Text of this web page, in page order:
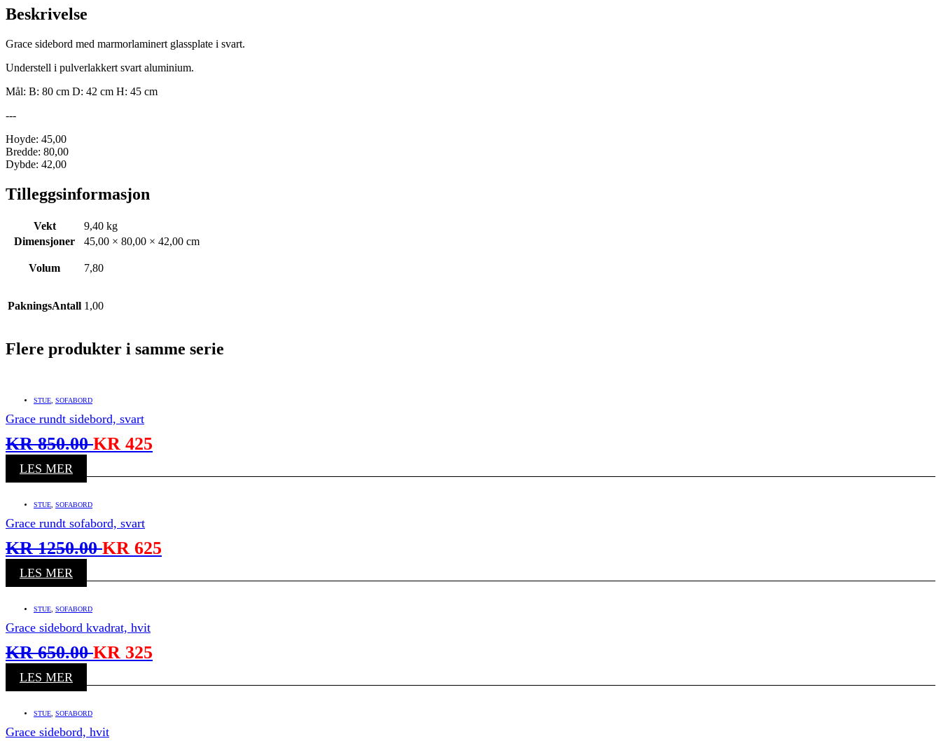
Beskrivelse
Grace sidebord med marmorlaminert glassplate i svart.
Understell i pulverlakkert svart aluminium.
Mål: B: 80 cm D: 42 cm H: 45 cm
---
Hoyde: 45,00
Bredde: 80,00
Dybde: 42,00
Tilleggsinformasjon
Vekt
9,40 kg
Dimensjoner
45,00 × 80,00 × 42,00 cm
Volum 7,80
PakningsAntall 1,00
Flere produkter i samme serie
STUE SOFABORD
Grace rundt sidebord, svart
KR850.00KR 425
LES MER
STUE SOFABORD
Grace rundt sofabord, svart
KR1250.00KR 625
LES MER
STUE SOFABORD
Grace sidebord kvadrat, hvit
KR650.00KR 325
LES MER
STUE SOFABORD
Grace sidebord, hvit